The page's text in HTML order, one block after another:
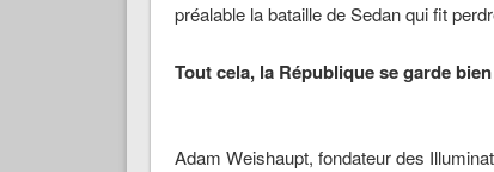
préalable la bataille de Sedan qui fit
Tout cela, la République se garde bien
Adam Weishaupt, fondateur des